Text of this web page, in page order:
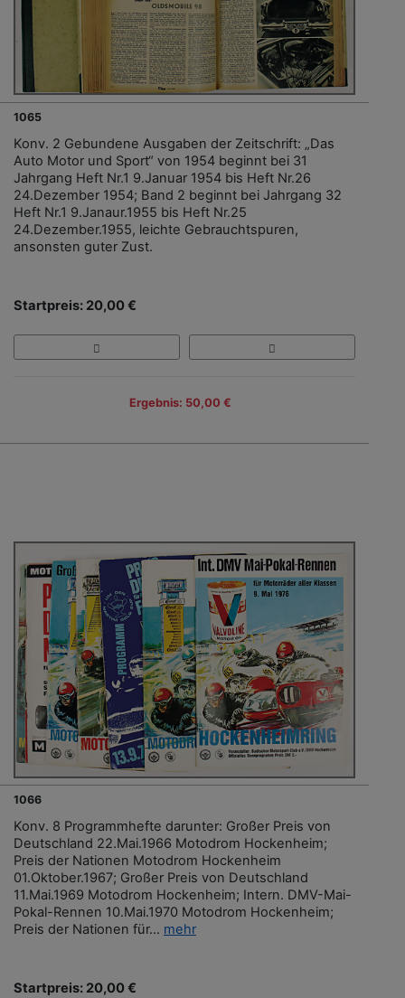
1065
Konv. 2 Gebundene Ausgaben der Zeitschrift: „Das
Auto Motor und Sport“ von 1954 beginnt bei 31
Jahrgang Heft Nr.1 9.Januar 1954 bis Heft Nr.26
24.Dezember 1954; Band 2 beginnt bei Jahrgang 32
Heft Nr.1 9.Janaur.1955 bis Heft Nr.25
24.Dezember.1955, leichte Gebrauchtspuren,
ansonsten guter Zust.
Startpreis: 20,00 €
Ergebnis: 50,00 €
1066
Konv. 8 Programmhefte darunter: Großer Preis von
Deutschland 22.Mai.1966 Motodrom Hockenheim;
Preis der Nationen Motodrom Hockenheim
01.Oktober.1967; Großer Preis von Deutschland
11.Mai.1969 Motodrom Hockenheim; Intern. DMV-Mai-
Pokal-Rennen 10.Mai.1970 Motodrom Hockenheim;
Preis der Nationen für... mehr
Startpreis: 20,00 €